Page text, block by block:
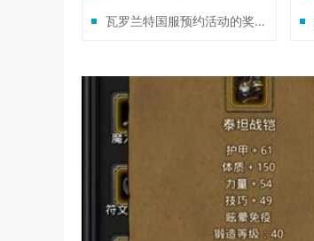
瓦罗兰特国服预约活动的奖品值得吗